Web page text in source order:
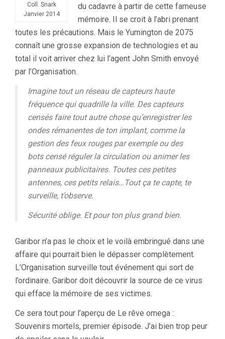
Coll. Snark
Janvier 2014
du cadavre à partir de cette fameuse
mémoire. Il se croit à l’abri prenant
toutes les précautions. Mais le Yumington de 2075
connaît une grosse expansion de technologies et au
total il voit arriver chez lui l’agent John Smith envoyé
par l’Organisation.
Imagine tout un réseau de capteurs haute
fréquence qui quadrille la ville. Des capteurs
censés faire tout autre chose qu’enregistrer les
ondes rémanentes de ton implant, comme la
gestion des feux rouges par exemple ou des
bots censé réguler la circulation ou animer les
panneaux publicitaires. Toutes ces petites
antennes, ces petits relais…Tout ça te capte, te
surveille, t’observe.
Sécurité oblige. Et pour ton plus grand bien.
Garibor n’a pas le choix et le voilà embringué dans une
affaire qui pourrait bien le dépasser complètement.
L’Organisation surveille tout événement qui sort de
l’ordinaire. Garibor doit découvrir la source de ce virus
qui efface la mémoire de ses victimes.
Ce sera tout pour l’aperçu de Le rêve omega :
Souvenirs mortels, premier épisode. J’ai bien trop peur